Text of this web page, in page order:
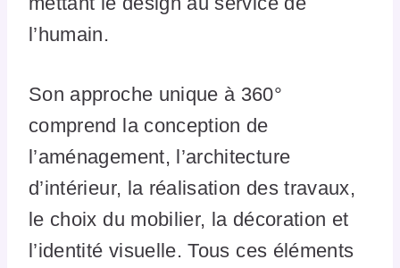
l’humain.
Son approche unique à 360°
comprend la conception de
l’aménagement, l’architecture
d’intérieur, la réalisation des travaux,
le choix du mobilier, la décoration et
l’identité visuelle. Tous ces éléments